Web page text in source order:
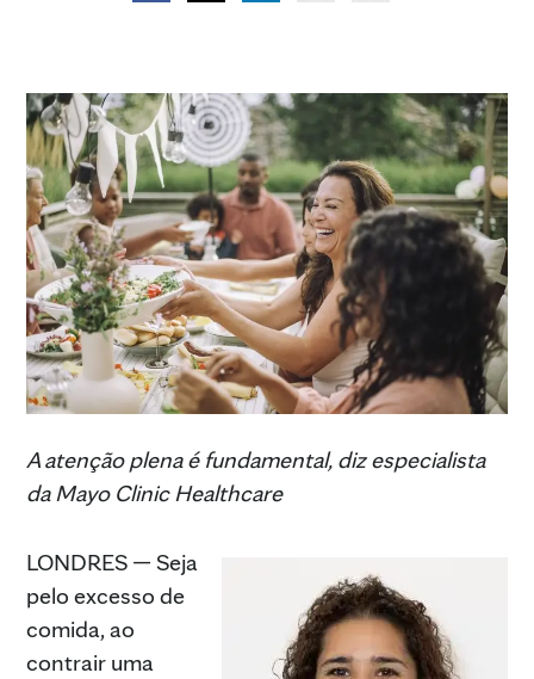
A atenção plena é fundamental, diz especialista
da Mayo Clinic Healthcare
LONDRES — Seja
pelo excesso de
comida, ao
contrair uma